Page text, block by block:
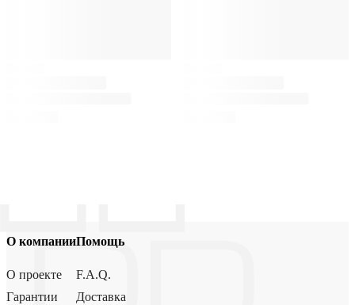
О компании
О проекте
Гарантии
Помощь
F.A.Q.
Доставка